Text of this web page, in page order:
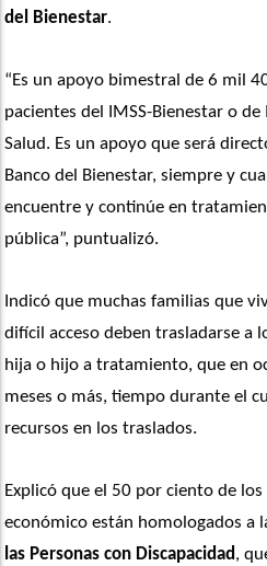
del Bienestar.
“Es un apoyo bimestral de 6 mil
pacientes del IMSS-Bienestar o
Salud. Es un apoyo que será
Banco del Bienestar, siempre y
encuentre y continúe en
pública”, puntualizó.
Indicó que muchas familias que
difícil acceso deben trasladarse a
hija o hijo a tratamiento, que en
meses o más, tiempo durante el
recursos en los traslados.
Explicó que el 50 por ciento de
económico están homologados a
las Personas con Discapacidad,